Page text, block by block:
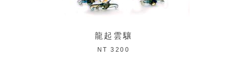
龍起雲驤
NT 3200